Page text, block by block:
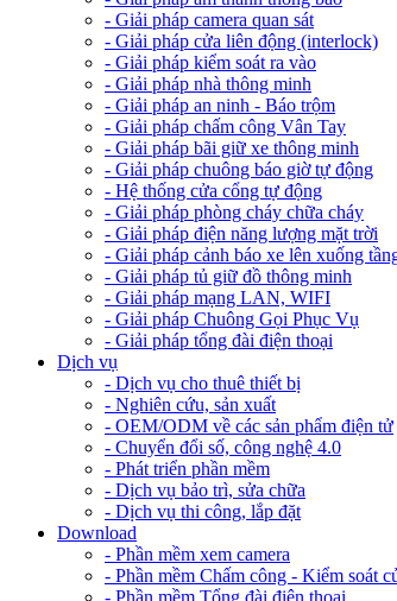
- Giải pháp camera quan sát
- Giải pháp cửa liên động (interlock)
- Giải pháp kiểm soát ra vào
- Giải pháp nhà thông minh
- Giải pháp an ninh - Báo trộm
- Giải pháp chấm công Vân Tay
- Giải pháp bãi giữ xe thông minh
- Giải pháp chuông báo giờ tự động
- Hệ thống cửa cổng tự động
- Giải pháp phòng cháy chữa cháy
- Giải pháp điện năng lượng mặt trời
- Giải pháp cảnh báo xe lên xuống
- Giải pháp tủ giữ đồ thông minh
- Giải pháp mạng LAN, WIFI
- Giải pháp Chuông Gọi Phục Vụ
- Giải pháp tổng đài điện thoại
Dịch vụ
- Dịch vụ cho thuê thiết bị
- Nghiên cứu, sản xuất
- OEM/ODM về các sản phẩm điện tử
- Chuyển đổi số, công nghệ 4.0
- Phát triển phần mềm
- Dịch vụ bảo trì, sửa chữa
- Dịch vụ thi công, lắp đặt
Download
- Phần mềm xem camera
- Phần mềm Chấm công - Kiểm soát
- Phần mềm Tổng đài điện thoại